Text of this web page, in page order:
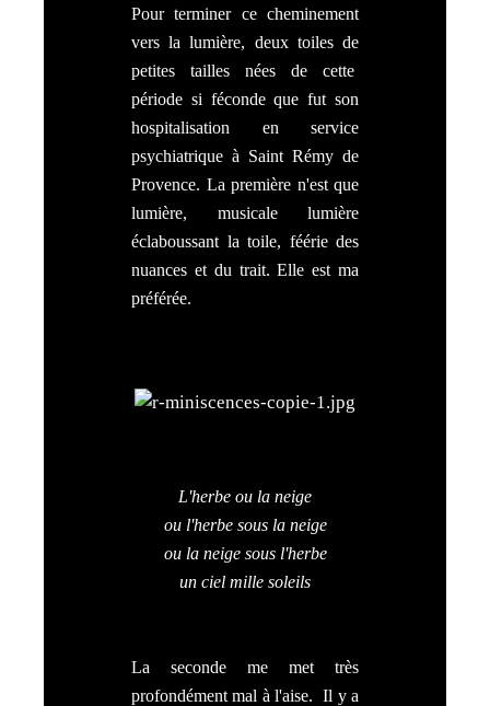
Pour terminer ce cheminement
vers la lumière, deux toiles de
petites tailles nées de cette
période si féconde que fut son
hospitalisation en service
psychiatrique à Saint Rémy de
Provence. La première n'est que
lumière, musicale lumière
éclaboussant la toile, féérie des
nuances et du trait. Elle est ma
préférée.
L'herbe ou la neige
ou l'herbe sous la neige
ou la neige sous l'herbe
un ciel mille soleils
La seconde me met très
profondément mal à l'aise. Il y a